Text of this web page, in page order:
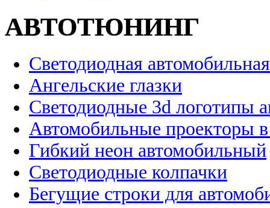
АВТОТЮНИНГ
Светодиодная
Ангельские глазки
Светодиодные 3d логотипы
Автомобильные проекторы
Гибкий неон автомобильный
Светодиодные колпачки
Бегущие строки для